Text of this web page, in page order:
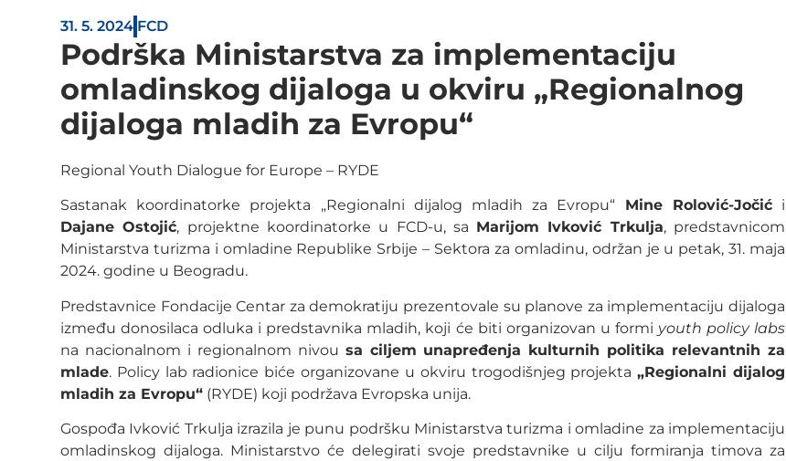
31. 5. 2024 FCD
Podrška Ministarstva za implementaciju
omladinskog dijaloga u okviru „Regionalnog
dijaloga mladih za Evropu“
Regional Youth Dialogue for Europe – RYDE
Sastanak koordinatorke projekta „Regionalni dijalog mladih za Evropu“ Mine Rolović-Jočići
Dajane Ostojić, projektne koordinatorke u FCD-u, sa Marijom Ivković Trkulja, predstavnicom
Ministarstva turizma i omladine Republike Srbije – Sektora za omladinu, održan je u petak, 31. maja
2024. godine u Beogradu.
Predstavnice Fondacije Centar za demokratiju prezentovale su planove za implementaciju dijaloga
između donosilaca odluka i predstavnika mladih, koji će biti organizovan u formi youth policy labs
na nacionalnom i regionalnom nivou sa ciljem unapređenja kulturnih politika relevantnih za
mlade. Policy lab radionice biće organizovane u okviru trogodišnjeg projekta„Regionalni dijalog
mladih za Evropu“ (RYDE) koji podržava Evropska unija.
Gospođa Ivković Trkulja izrazila je punu podršku Ministarstva turizma i omladine za implementaciju
omladinskog dijaloga. Ministarstvo će delegirati svoje predstavnike u cilju formiranja timova za